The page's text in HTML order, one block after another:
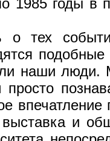
1985 годы в
о тех
наши люди.
и